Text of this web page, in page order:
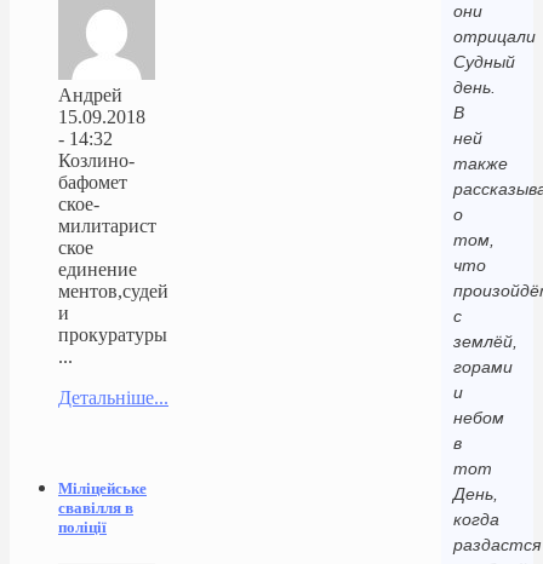
они
отрицали
Судный
день.
В
ней
также
о
том,
что
с
землёй,
горами
и
небом
в
тот
День,
когда
раздастся
Андрей
15.09.2018
- 14:32
Козлино-
бафомет
ское-
милитарист
ское
единение
ментов,судей
и
прокуратуры
...
Детальніше...
Міліцейське
свавілля в
поліції